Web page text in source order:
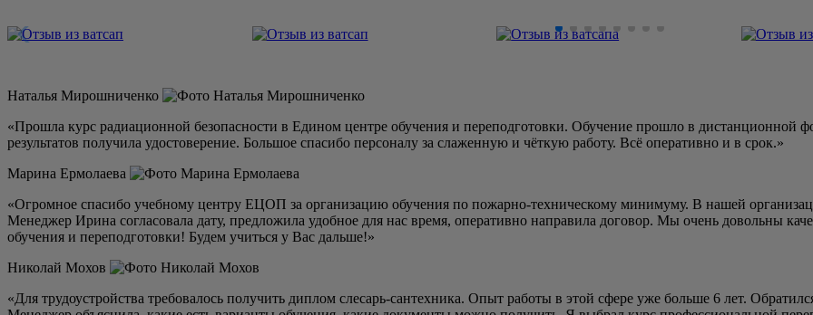
Наталья Мирошниченко
«Прошла курс радиационной безопасности в Едином центре обучения и переподготовки. Обучение прошло в дистанционной
результатов получила удостоверение. Большое спасибо персоналу за слаженную и чёткую работу. Всё оперативно и в срок.»
Марина Ермолаева
«Огромное спасибо учебному центру ЕЦОП за организацию обучения по пожарно-техническому минимуму. В нашей
Менеджер Ирина согласовала дату, предложила удобное для нас время, оперативно направила договор. Мы очень довольны
обучения и переподготовки! Будем учиться у Вас дальше!»
Николай Мохов
«Для трудоустройства требовалось получить диплом слесарь-сантехника. Опыт работы в этой сфере уже больше 6 лет.